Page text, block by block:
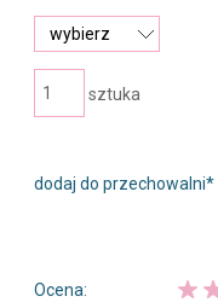
sztuka
dodaj do przechowalni*
Ocena: